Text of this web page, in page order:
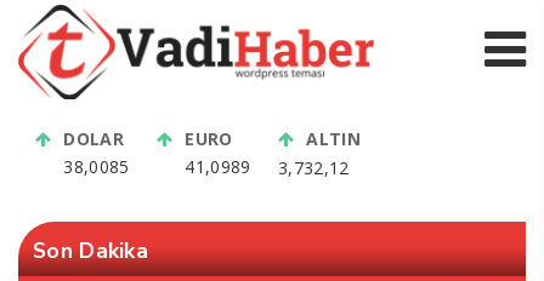
DOLAR
38,0085
EURO
41,0989
ALTIN
3,732,12
Son Dakika